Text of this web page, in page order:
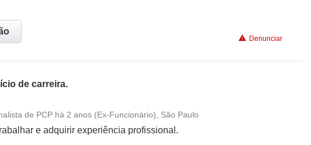
Denunciar
de carreira.
Conciliação com a vida familiar
de PCP há 2 anos (Ex-Funcionário), São Paulo
e adquirir experiência profissional.